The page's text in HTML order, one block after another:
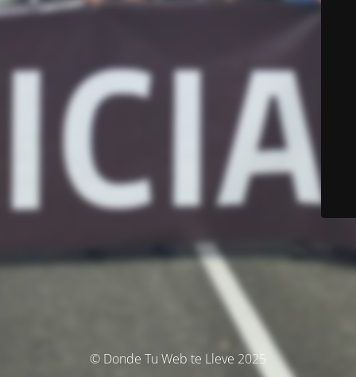
© Donde Tu Web te Lleve 2025